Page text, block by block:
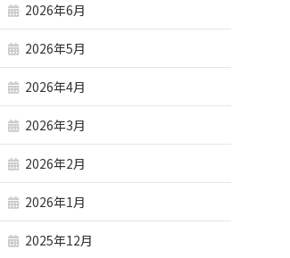
2026年6月
2026年5月
2026年4月
2026年3月
2026年2月
2026年1月
2025年12月